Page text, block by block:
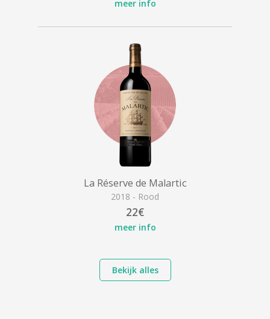
meer info
La Réserve de Malartic
2018 - Rood
22€
meer info
Bekijk alles